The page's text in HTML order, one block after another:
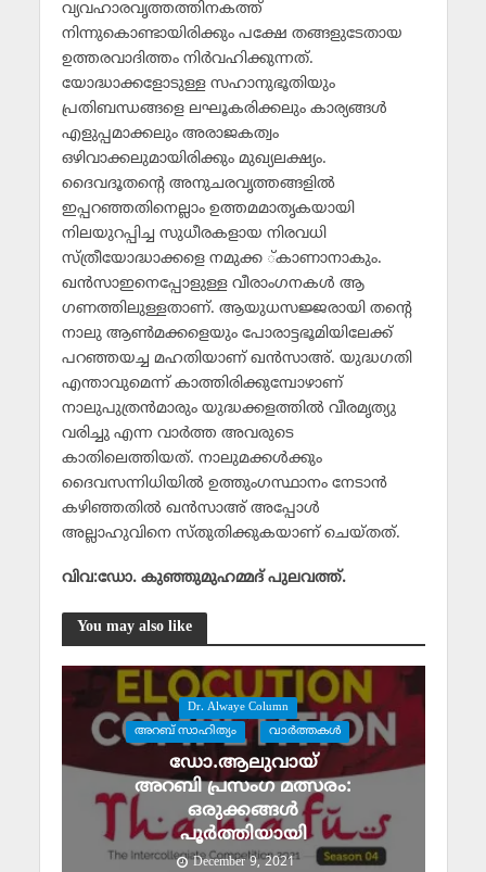
വ്യവഹാരവൃത്തത്തിനകത്ത്
നിന്നുകൊണ്ടായിരിക്കും പക്ഷേ തങ്ങളുടേതായ
ഉത്തരവാദിത്തം നിര്‍വഹിക്കുന്നത്.
യോദ്ധാക്കളോടുള്ള സഹാനുഭൂതിയും
പ്രതിബന്ധങ്ങളെ ലഘൂകരിക്കലും കാര്യങ്ങള്‍
എളുപ്പമാക്കലും അരാജകത്വം
ഒഴിവാക്കലുമായിരിക്കും മുഖ്യലക്ഷ്യം.
ദൈവദൂതന്റെ അനുചരവൃത്തങ്ങളില്‍
ഇപ്പറഞ്ഞതിനെല്ലാം ഉത്തമമാതൃകയായി
നിലയുറപ്പിച്ച സുധീരകളായ നിരവധി
സ്ത്രീയോദ്ധാക്കളെ നമുക്ക ്കാണാനാകും.
ഖന്‍സാഇനെപ്പോളുള്ള വീരാംഗനകള്‍ ആ
ഗണത്തിലുള്ളതാണ്. ആയുധസജ്ജരായി തന്റെ
നാലു ആണ്‍മക്കളെയും പോരാട്ടഭൂമിയിലേക്ക്
പറഞ്ഞയച്ച മഹതിയാണ് ഖന്‍സാഅ്. യുദ്ധഗതി
എന്താവുമെന്ന് കാത്തിരിക്കുമ്പോഴാണ്
നാലുപുത്രന്‍മാരും യുദ്ധക്കളത്തില്‍ വീരമൃത്യു
വരിച്ചു എന്ന വാര്‍ത്ത അവരുടെ
കാതിലെത്തിയത്. നാലുമക്കള്‍ക്കും
ദൈവസന്നിധിയില്‍ ഉത്തുംഗസ്ഥാനം നേടാന്‍
കഴിഞ്ഞതില്‍ ഖന്‍സാഅ് അപ്പോള്‍
അല്ലാഹുവിനെ സ്തുതിക്കുകയാണ് ചെയ്തത്.
വിവ:ഡോ. കുഞ്ഞുമുഹമ്മദ് പുലവത്ത്.
You may also like
Dr. Alwaye Column
അറബ് സാഹിത്യം
വാര്‍ത്തകള്‍
ഡോ.ആലുവായ്
അറബി പ്രസംഗ മത്സരം:
ഒരുക്കങ്ങൾ
പൂർത്തിയായി
December 9, 2021